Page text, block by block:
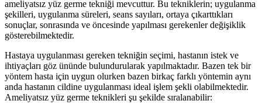
ameliyatsız yüz germe tekniği mevcuttur. Bu tekniklerin; uygulanma
şekilleri, uygulanma süreleri, seans sayıları, ortaya çıkarttıkları
sonuçlar, sonrasında ve öncesinde yapılması gerekenler değişiklik
gösterebilmektedir.
Hastaya uygulanması gereken tekniğin seçimi, hastanın istek ve
ihtiyaçları göz ününde bulundurularak yapılmaktadır. Bazen tek bir
yöntem hasta için uygun olurken bazen birkaç farklı yöntemin aynı
anda hastanın cildine uygulanması ideal işlem şekli olabilmektedir.
Ameliyatsız yüz germe teknikleri şu şekilde sıralanabilir: